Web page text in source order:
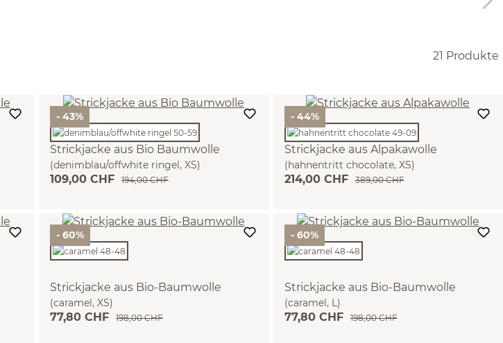
21 Produkte
- 43%
Strickjacke aus Bio Baumwolle
(denimblau/offwhite ringel, XS)
109,00 CHF 194,00 CHF
- 44%
Strickjacke aus Alpakawolle
(hahnentritt chocolate, XS)
214,00 CHF 389,00 CHF
- 60%
Strickjacke aus Bio-Baumwolle
(caramel, XS)
77,80 CHF 198,00 CHF
- 60%
Strickjacke aus Bio-Baumwolle
(caramel, L)
77,80 CHF 198,00 CHF